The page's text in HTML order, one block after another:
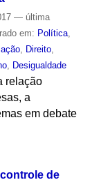
— última
em: Política,
, Direito,
, Desigualdade
relação
a
em debate
de